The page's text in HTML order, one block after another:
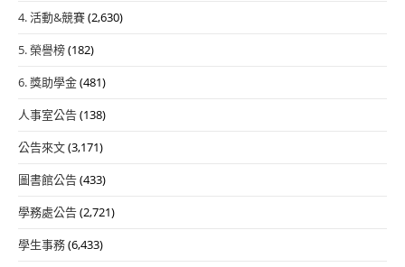
4. 活動&競賽(2,630)
5. 榮譽榜(182)
6. 獎助學金(481)
人事室公告(138)
公告來文(3,171)
圖書館公告(433)
學務處公告(2,721)
學生事務(6,433)